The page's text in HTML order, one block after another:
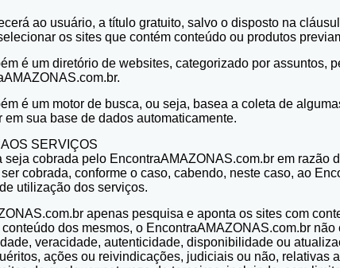
ao usuário, a título gratuito, salvo o disposto na
os sites que contém conteúdo ou produtos
é um diretório de websites, categorizado por assuntos,
é um motor de busca, ou seja, basea a coleta de
sua base de dados automaticamente.
SERVIÇOS
cobrada pelo EncontraAMAZONAS.com.br em
cobrada, conforme o caso, cabendo, neste caso, ao
utilização dos serviços.
apenas pesquisa e aponta os sites com
dos mesmos, o EncontraAMAZONAS.com.br
veracidade, autenticidade, disponibilidade ou
ações ou reivindicações, judiciais ou não, relativas